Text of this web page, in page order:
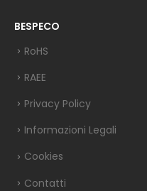
BESPECO
RoHS
RAEE
Privacy Policy
Informazioni Legali
Cookies
Contatti